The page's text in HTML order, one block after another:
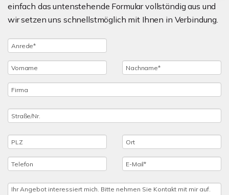
einfach das untenstehende Formular vollständig aus und
wir setzen uns schnellstmöglich mit Ihnen in Verbindung.